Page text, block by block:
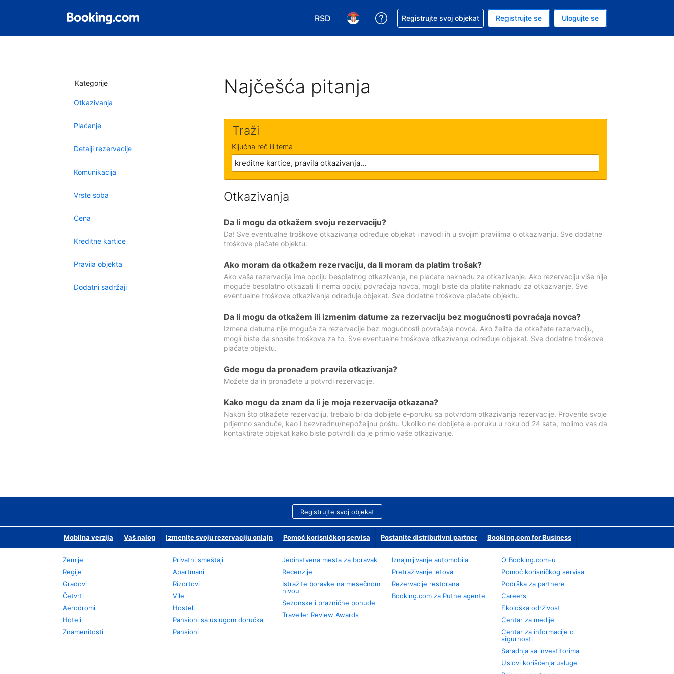
RSD
Izaberite valutu. Vaša trenutna valuta je dinar
Izaberite jezik. Vaš trenutni jezik je Srpskom
Zatražite pomoć u vezi sa rezervacijom
Registrujte svoj objekat Registrujte se Ulogujte se
Kategorije
Otkazivanja
Plaćanje
Detalji rezervacije
Komunikacija
Vrste soba
Cena
Kreditne kartice
Pravila objekta
Dodatni sadržaji
Najčešća pitanja
Traži
Ključna reč ili tema
Otkazivanja
Da li mogu da otkažem svoju rezervaciju?
Da! Sve eventualne troškove otkazivanja određuje objekat i navodi ih u svojim pravilima o otkazivanju. Sve dodatne
troškove plaćate objektu.
Ako moram da otkažem rezervaciju, da li moram da platim trošak?
Ako vaša rezervacija ima opciju besplatnog otkazivanja, ne plaćate naknadu za otkazivanje. Ako rezervaciju više nije
moguće besplatno otkazati ili nema opciju povraćaja novca, mogli biste da platite naknadu za otkazivanje. Sve
eventualne troškove otkazivanja određuje objekat. Sve dodatne troškove plaćate objektu.
Da li mogu da otkažem ili izmenim datume za rezervaciju bez mogućnosti povraćaja novca?
Izmena datuma nije moguća za rezervacije bez mogućnosti povraćaja novca. Ako želite da otkažete rezervaciju,
mogli biste da snosite troškove za to. Sve eventualne troškove otkazivanja određuje objekat. Sve dodatne troškove
plaćate objektu.
Gde mogu da pronađem pravila otkazivanja?
Možete da ih pronađete u potvrdi rezervacije.
Kako mogu da znam da li je moja rezervacija otkazana?
Nakon što otkažete rezervaciju, trebalo bi da dobijete e-poruku sa potvrdom otkazivanja rezervacije. Proverite svoje
prijemno sanduče, kao i bezvrednu/nepoželjnu poštu. Ukoliko ne dobijete e-poruku u roku od 24 sata, molimo vas da
kontaktirate objekat kako biste potvrdili da je primio vaše otkazivanje.
Registrujte svoj objekat
Mobilna verzija Vaš nalog Izmenite svoju rezervaciju onlajn Pomoć korisničkog servisa Postanite distributivni partner Booking.com for Business
Zemlje
Regije
Gradovi
Četvrti
Aerodromi
Hoteli
Znamenitosti
Privatni smeštaji
Apartmani
Rizortovi
Vile
Hosteli
Pansioni sa uslugom doručka
Pansioni
Jedinstvena mesta za boravak
Recenzije
Istražite boravke na mesečnom
nivou
Sezonske i praznične ponude
Traveller Review Awards
Iznajmljivanje automobila
Pretraživanje letova
Rezervacije restorana
Booking.com za Putne agente
О Booking.com-u
Pomoć korisničkog servisa
Podrška za partnere
Careers
Ekološka održivost
Centar za medije
Centar za informacije o
sigurnosti
Saradnja sa investitorima
Uslovi korišćenja usluge